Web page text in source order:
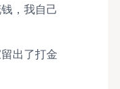
，我自己
出了打金